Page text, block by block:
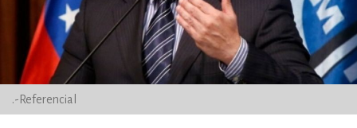
.-Referencial